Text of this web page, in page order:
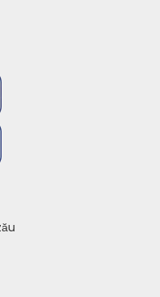
Regen -